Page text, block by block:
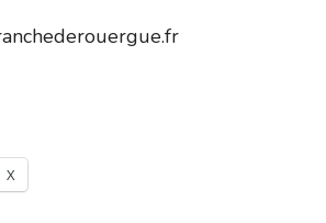
X